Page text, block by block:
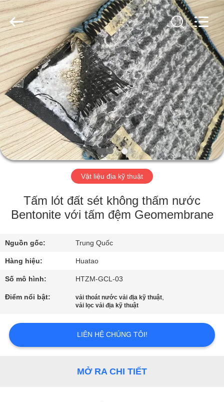
TRANG
CHỦ
CÁC
SẢN
PHẨM
VỀ
TÔI
QUAN
NHÀ
MÁY
SOÁT
CHẤT
HUATAO
LOVER
LTD.
All
Rights
Reserved.
Vật liệu địa kỹ thuật
Tấm lót đất sét không thấm nước
Bentonite với tấm đệm Geomembrane
Nguồn gốc: Trung Quốc
Hàng hiệu: Huatao
Số mô hình: HTZM-GCL-03
Điểm nổi bật: vải thoát nước vải địa kỹ thuật,
vải lọc vải địa kỹ thuật
LIÊN HỆ CHÚNG TÔI!
MỞ RA CHI TIẾT